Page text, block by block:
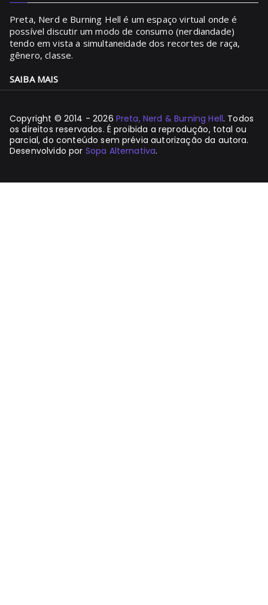
Preta, Nerd e Burning Hell é um espaço virtual onde é
possível discutir um modo de consumo (nerdiandade)
tendo em vista a simultaneidade dos recortes de raça,
gênero, classe.
SAIBA MAIS
Copyright © 2014 - 2026 Preta, Nerd & Burning Hell. Todos
os direitos reservados. É proibida a reprodução, total ou
parcial, do conteúdo sem prévia autorização da autora.
Desenvolvido por Sopa Alternativa.